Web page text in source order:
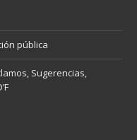
pública
Sugerencias,